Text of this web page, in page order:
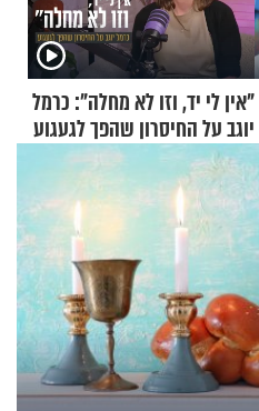
"אין לי יד, וזו לא מחלה": כרמל
יוגב על החיסרון שהפך לגעגוע